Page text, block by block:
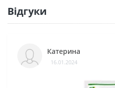
Відгуки
Катерина
16.01.2024